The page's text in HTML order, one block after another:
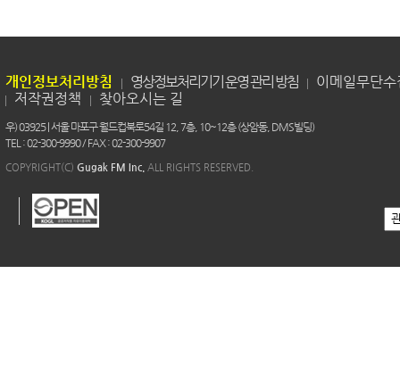
개인정보처리방침 영상정보처리기기 운영 관리 방침
이메일무단
저작권정책
찾아오시는 길
우) 03925 | 서울 마포구 월드컵북로54길 12, 7층, 10~12층 (상암동, DMS빌딩)
TEL : 02-300-9990 / FAX : 02-300-9907
COPYRIGHT(C) Gugak FM Inc. ALL RIGHTS RESERVED.